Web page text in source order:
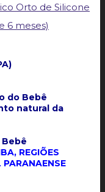
Orto de Silicone
6 meses)
do Bebê
natural da
REGIÕES